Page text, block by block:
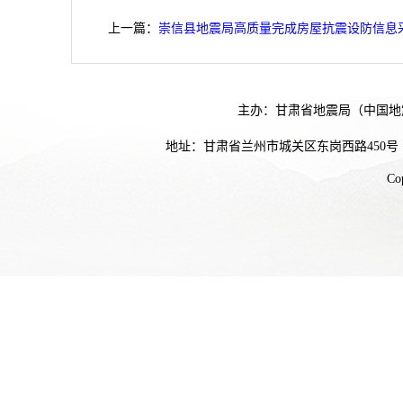
上一篇： 崇信县地震局高质量完成房屋抗震设防信息
主办：甘肃省地震局（中国
地址：甘肃省兰州市城关区东岗西路450号